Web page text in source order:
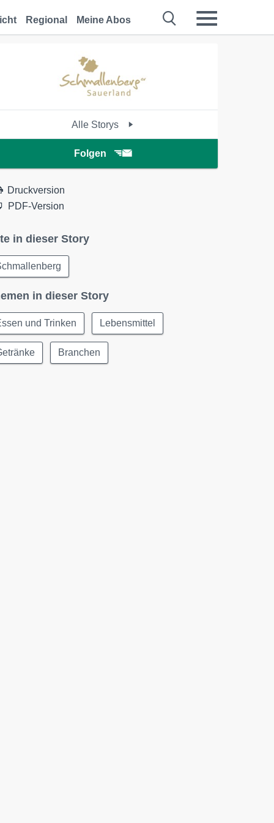
Regional Meine Abos
Alle Storys
Folgen
Druckversion
PDF-Version
in dieser Story
in dieser Story
und Trinken Lebensmittel
Branchen